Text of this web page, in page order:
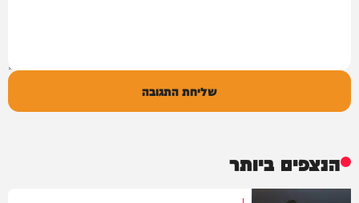
שליחת התגובה
הנצפים ביותר